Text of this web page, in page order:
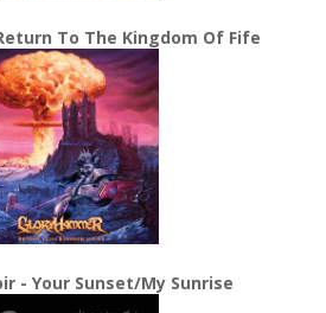
To The Kingdom Of Fife
- Your Sunset/My Sunrise